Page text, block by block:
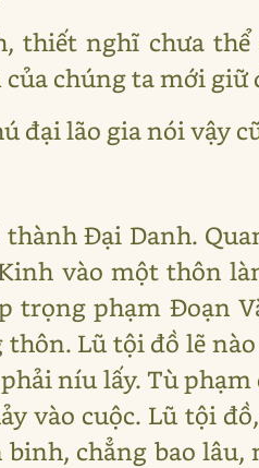
thiết nghĩ chưa thể
chúng ta mới giữ
đại lão gia nói vậy
Đại Danh.
vào một thôn
trọng phạm Đoạn
Lũ tội đồ lẽ
níu lấy. Tù
vào cuộc. Lũ tội
chẳng bao